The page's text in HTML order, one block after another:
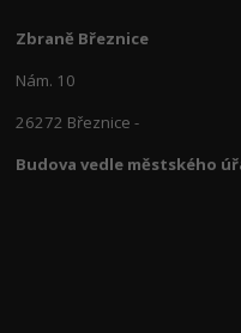
Zbraně Březnice
Nám. 10
26272 Březnice -
Budova vedle městského